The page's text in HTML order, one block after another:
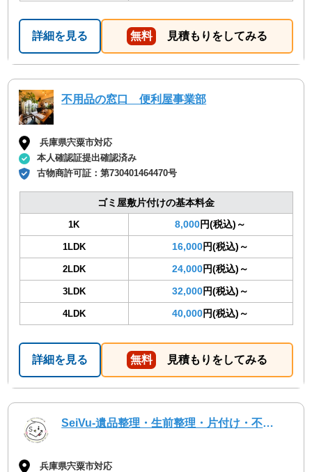
詳細を見る 無料 見積もりをしてみる
不用品の窓口 便利屋事業部
兵庫県宍粟市対応
本人確認証提出確認済み
古物商許可証：第730401464470号
ゴミ屋敷片付けの基本料金
1K 8,000円(税込)～
1LDK 16,000円(税込)～
2LDK 24,000円(税込)～
3LDK 32,000円(税込)～
4LDK 40,000円(税込)～
詳細を見る 無料 見積もりをしてみる
SeiVu-遺品整理・生前整理・片付け・不用品回収・草刈・解体・空家管理・代行サービス
兵庫県宍粟市対応